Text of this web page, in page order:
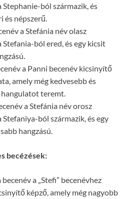
ból származik, és
és népszerű.
a Stefánia név olasz
ból ered, és egy kicsit
a Panni becenév kicsinyítő
amely még kedvesebb és
hangulatot teremt.
a Stefánia név orosz
ból származik, és egy
hangzású.
becézések:
becenév a „Stefi” becenévhez
képző, amely még nagyobb